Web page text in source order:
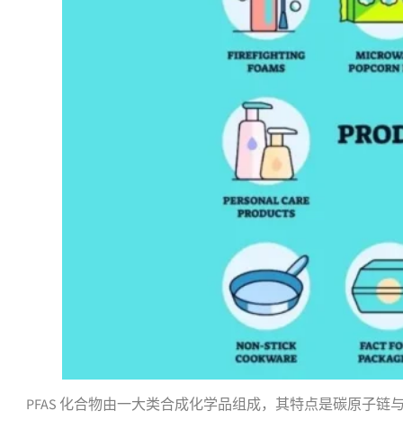
PFAS 化合物由一大类合成化学品组成，其特点是碳原子链